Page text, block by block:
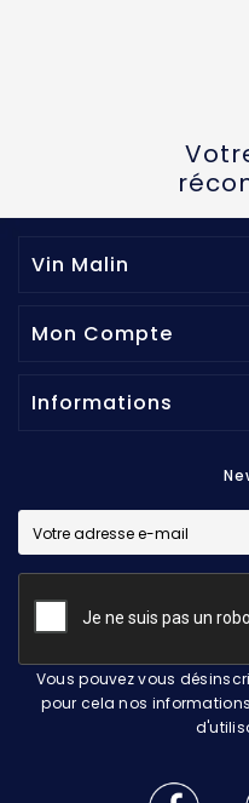
Vin Malin
Mon Compte
Informations
Vous pouvez vous
pour cela nos